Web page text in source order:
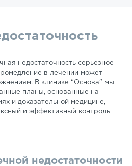
недостаточность серьезное
в лечении может
В клинике “Основа” мы
планы, основанные на
и доказательной медицине,
и эффективный контроль
недостаточности